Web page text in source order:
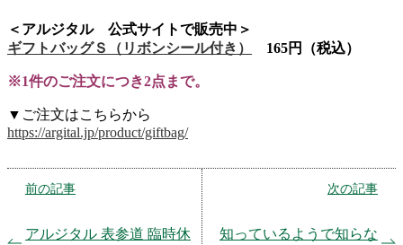
＜アルジタル 公式サイトで販売中＞
ギフトバッグＳ（リボンシール付き）
165円（税込）
※1件のご注文につき2点まで。
▼ご注文はこちらから
https://argital.jp/product/giftbag/
前の記事
アルジタル 表参道 臨時休
次の記事
知っているようで知らな